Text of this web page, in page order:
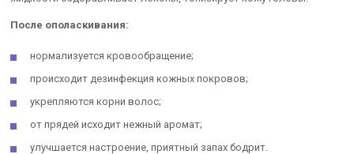
После ополаскивания:
нормализуется кровообращение;
происходит дезинфекция кожных покровов;
укрепляются корни волос;
от прядей исходит нежный аромат;
улучшается настроение, приятный запах бодрит.